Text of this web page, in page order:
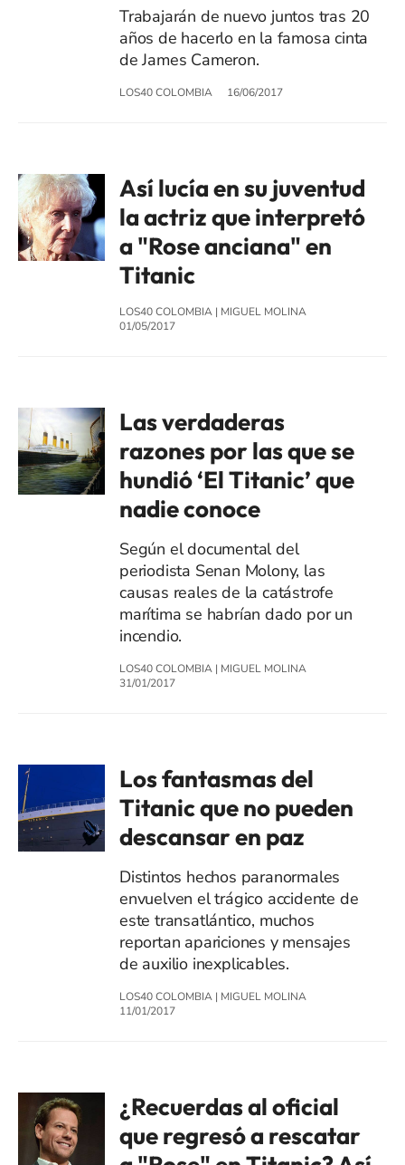
Trabajarán de nuevo juntos tras 20
años de hacerlo en la famosa cinta
de James Cameron.
LOS40 COLOMBIA 16/06/2017
Así lucía en su juventud
la actriz que interpretó
a "Rose anciana" en
Titanic
LOS40 COLOMBIA | MIGUEL MOLINA
01/05/2017
Las verdaderas
razones por las que se
hundió ‘El Titanic’ que
nadie conoce
Según el documental del
periodista Senan Molony, las
causas reales de la catástrofe
marítima se habrían dado por un
incendio.
LOS40 COLOMBIA | MIGUEL MOLINA
31/01/2017
Los fantasmas del
Titanic que no pueden
descansar en paz
Distintos hechos paranormales
envuelven el trágico accidente de
este transatlántico, muchos
reportan apariciones y mensajes
de auxilio inexplicables.
LOS40 COLOMBIA | MIGUEL MOLINA
11/01/2017
¿Recuerdas al oficial
que regresó a rescatar